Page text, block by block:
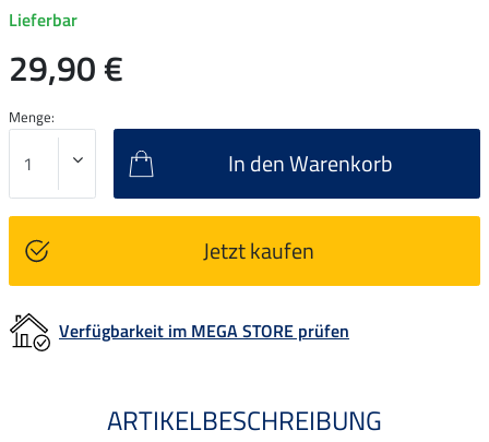
Lieferbar
29,90 €
Menge:
In den Warenkorb
Jetzt kaufen
Verfügbarkeit im MEGA STORE prüfen
ARTIKELBESCHREIBUNG